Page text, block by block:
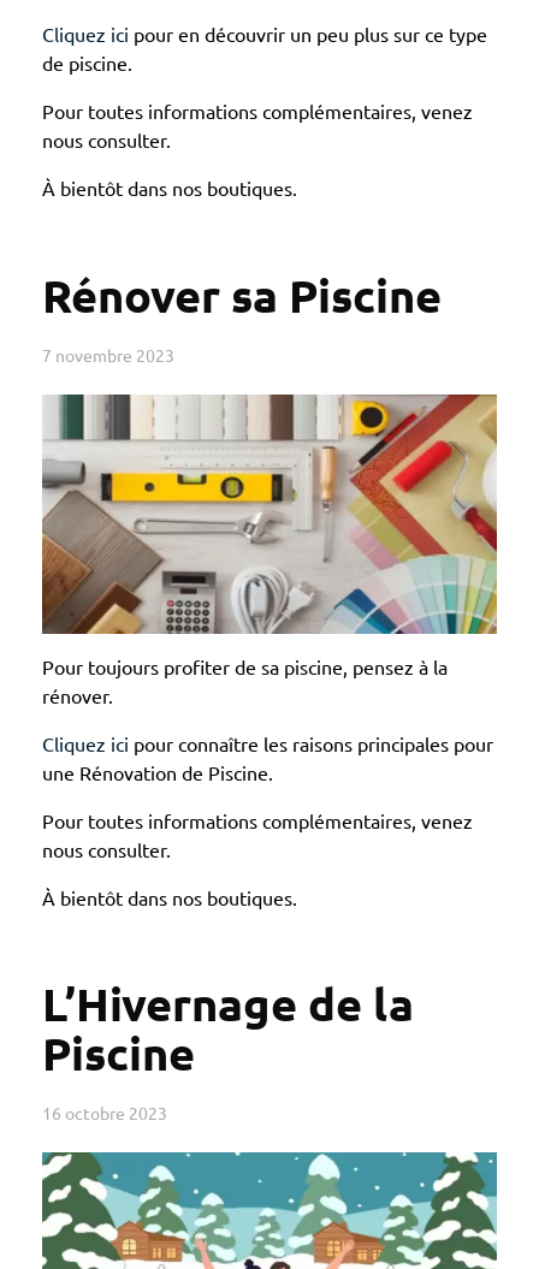
Cliquez ici pour en découvrir un peu plus sur ce type
de piscine.
Pour toutes informations complémentaires, venez
nous consulter.
À bientôt dans nos boutiques.
Rénover sa Piscine
7 novembre 2023
Pour toujours profiter de sa piscine, pensez à la
rénover.
Cliquez ici pour connaître les raisons principales pour
une Rénovation de Piscine.
Pour toutes informations complémentaires, venez
nous consulter.
À bientôt dans nos boutiques.
L’Hivernage de la
Piscine
16 octobre 2023